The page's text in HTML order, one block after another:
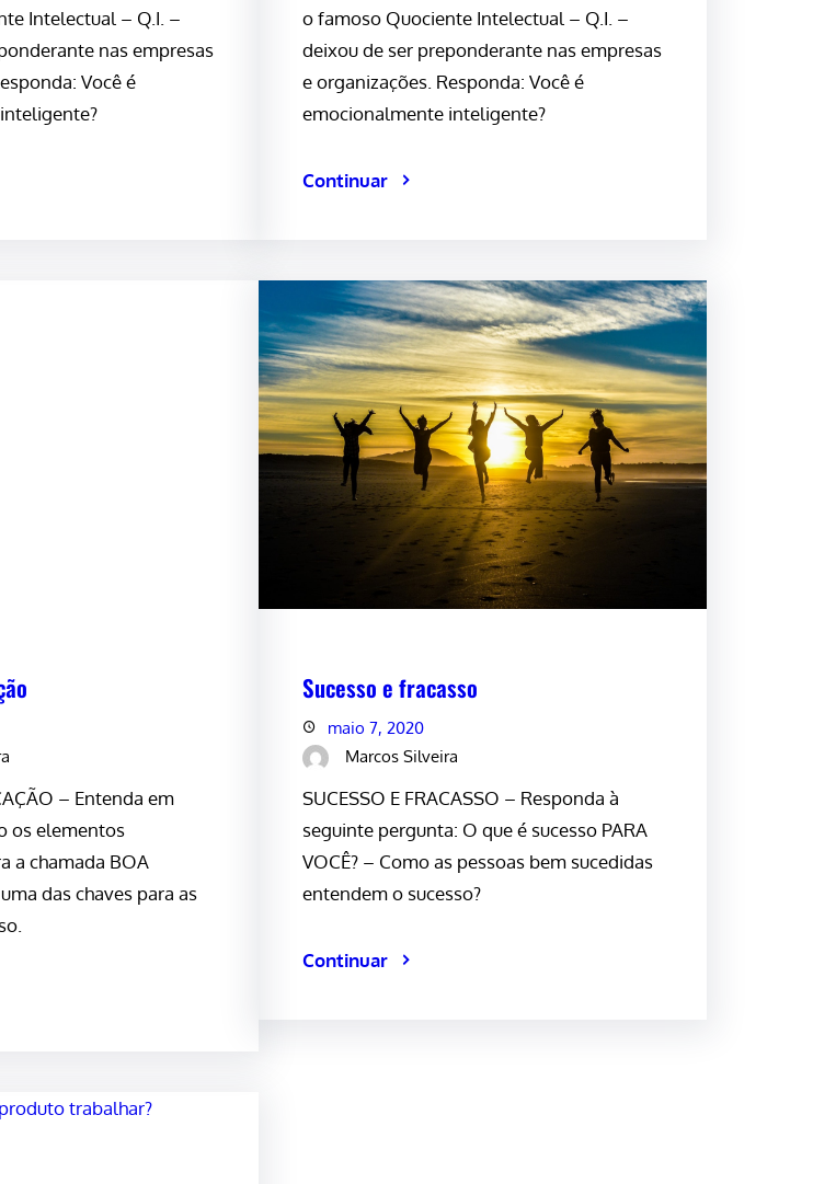
Intelectual – Q.I. –
nas empresas
Você é
o famoso Quociente Intelectual – Q.I. –
deixou de ser preponderante nas empresas
e organizações. Responda: Você é
emocionalmente inteligente?
Continuar
– Entenda em
os elementos
a chamada BOA
das chaves para as
Sucesso e fracasso
maio 7, 2020
Marcos Silveira
SUCESSO E FRACASSO – Responda à
seguinte pergunta: O que é sucesso PARA
VOCÊ? – Como as pessoas bem sucedidas
entendem o sucesso?
Continuar